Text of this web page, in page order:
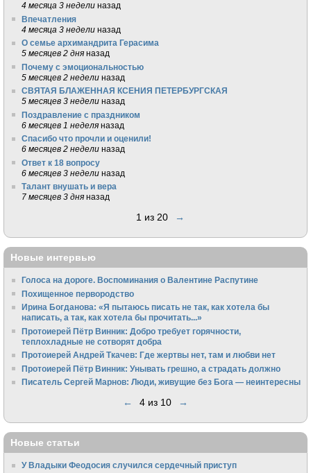
4 месяца 3 недели назад
Впечатления
4 месяца 3 недели назад
О семье архимандрита Герасима
5 месяцев 2 дня назад
Почему с эмоциональностью
5 месяцев 2 недели назад
СВЯТАЯ БЛАЖЕННАЯ КСЕНИЯ ПЕТЕРБУРГСКАЯ
5 месяцев 3 недели назад
Поздравление с праздником
6 месяцев 1 неделя назад
Спасибо что прочли и оценили!
6 месяцев 2 недели назад
Ответ к 18 вопросу
6 месяцев 3 недели назад
Талант внушать и вера
7 месяцев 3 дня назад
1 из 20 →
Новые интервью
Голоса на дороге. Воспоминания о Валентине Распутине
Похищенное первородство
Ирина Богданова: «Я пытаюсь писать не так, как хотела бы
написать, а так, как хотела бы прочитать...»
Протоиерей Пётр Винник: Добро требует горячности,
теплохладные не сотворят добра
Протоиерей Андрей Ткачев: Где жертвы нет, там и любви нет
Протоиерей Пётр Винник: Унывать грешно, а страдать должно
Писатель Сергей Марнов: Люди, живущие без Бога — неинтересны
← 4 из 10 →
Новые статьи
У Владыки Феодосия случился сердечный приступ